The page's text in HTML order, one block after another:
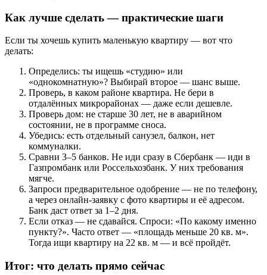
Как лучше сделать — практические шаги
Если ты хочешь купить маленькую квартиру — вот что
делать:
Определись: ты ищешь «студию» или
«однокомнатную»? Выбирай второе — шанс выше.
Проверь, в каком районе квартира. Не бери в
отдалённых микрорайонах — даже если дешевле.
Проверь дом: не старше 30 лет, не в аварийном
состоянии, не в программе сноса.
Убедись: есть отдельный санузел, балкон, нет
коммуналки.
Сравни 3–5 банков. Не иди сразу в Сбербанк — иди в
Газпромбанк или Россельхозбанк. У них требования
мягче.
Запроси предварительное одобрение — не по телефону,
а через онлайн-заявку с фото квартиры и её адресом.
Банк даст ответ за 1–2 дня.
Если отказ — не сдавайся. Спроси: «По какому именно
пункту?». Часто ответ — «площадь меньше 20 кв. м».
Тогда ищи квартиру на 22 кв. м — и всё пройдёт.
Итог: что делать прямо сейчас